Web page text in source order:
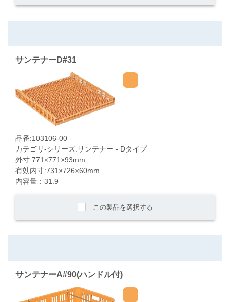
サンテナーD#31
品番:103106-00
カテゴリ-シリーズ:サンテナー - Dタイプ
外寸:771×771×93mm
有効内寸:731×726×60mm
内容量：31.9
この製品を選択する
サンテナーA#90(ハンドル付)